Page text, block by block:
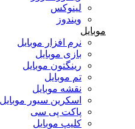
لینوکس
ویندوز
موبایل
نرم افزار موبایل
بازی موبایل
رینگتون موبایل
تم موبایل
نقشه موبایل
اسکرین سیور موبایل
پاکت پی سی
کلیپ موبایل